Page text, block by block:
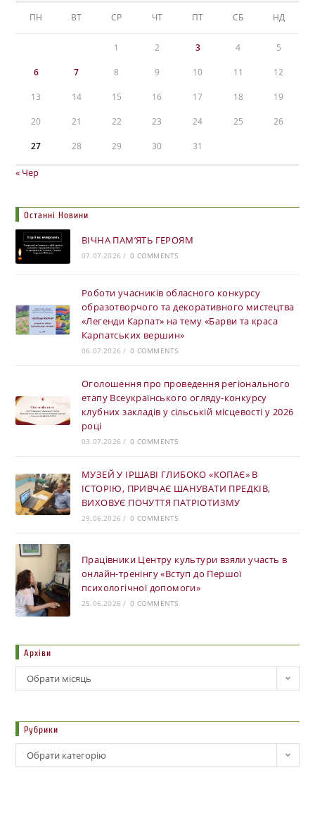
ПН ВТ СР ЧТ ПТ СБ НД
1 2 3 4 5
6 7 8 9 10 11 12
13 14 15 16 17 18 19
20 21 22 23 24 25 26
27 28 29 30 31
« Чер
Останні Новини
ВІЧНА ПАМ’ЯТЬ ГЕРОЯМ
07.07.2026 / 0 COMMENTS
Роботи учасників обласного конкурсу
образотворчого та декоративного мистецтва
«Легенди Карпат» на тему «Барви та краса
Карпатських вершин»
06.07.2026 / 0 COMMENTS
Оголошення про проведення регіонального
етапу Всеукраїнського огляду-конкурсу
клубних закладів у сільській місцевості у 2026
році
03.07.2026 / 0 COMMENTS
МУЗЕЙ У ІРШАВІ ГЛИБОКО «КОПАЄ» В
ІСТОРІЮ, ПРИВЧАЄ ШАНУВАТИ ПРЕДКІВ,
ВИХОВУЄ ПОЧУТТЯ ПАТРІОТИЗМУ
29.06.2026 / 0 COMMENTS
Працівники Центру культури взяли участь в
онлайн-тренінгу «Вступ до Першої
психологічної допомоги»
25.06.2026 / 0 COMMENTS
Архіви
Обрати місяць
Рубрики
Обрати категорію